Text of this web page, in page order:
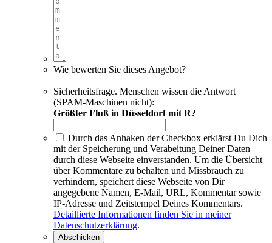
Wie bewerten Sie dieses Angebot?
Sicherheitsfrage. Menschen wissen die Antwort
(SPAM-Maschinen nicht):
Größter Fluß in Düsseldorf mit R?
Durch das Anhaken der Checkbox erklärst Du Dich
mit der Speicherung und Verabeitung Deiner Daten
durch diese Webseite einverstanden. Um die Übersicht
über Kommentare zu behalten und Missbrauch zu
verhindern, speichert diese Webseite von Dir
angegebene Namen, E-Mail, URL, Kommentar sowie
IP-Adresse und Zeitstempel Deines Kommentars.
Detaillierte Informationen finden Sie in meiner
Datenschutzerklärung.